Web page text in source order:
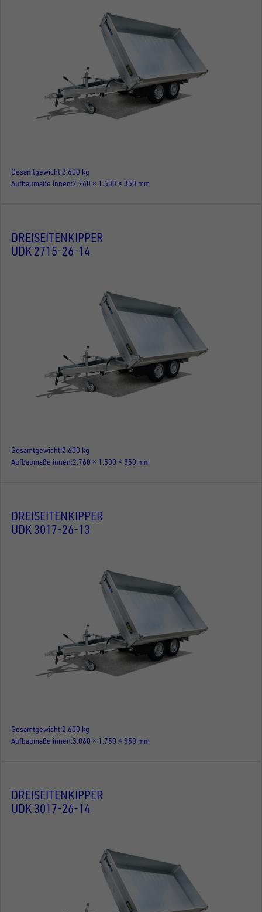
Gesamtgewicht 2.600 kg
Aufbaumaße innen 2.760 × 1.500 × 350 mm
DREISEITENKIPPER
UDK 2715-26-14
Gesamtgewicht 2.600 kg
Aufbaumaße innen 2.760 × 1.500 × 350 mm
DREISEITENKIPPER
UDK 3017-26-13
Gesamtgewicht 2.600 kg
Aufbaumaße innen 3.060 × 1.750 × 350 mm
DREISEITENKIPPER
UDK 3017-26-14